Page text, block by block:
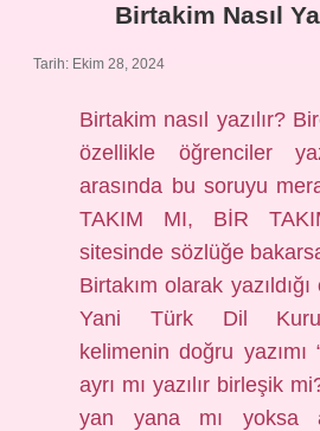
Birtakim Nasıl
Tarih: Ekim 28, 2024
Birtakim nasıl yazılır?
özellikle öğrenciler
arasında bu soruyu
TAKIM MI, BİR
sitesinde sözlüğe
Birtakım olarak yazıldığı
Yani Türk Dil
kelimenin doğru yazımı
ayrı mı yazılır birleşik
yan yana mı yoksa